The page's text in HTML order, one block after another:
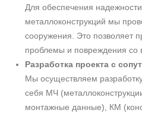
Для обеспечения
металлоконструкций мы
сооружения. Это позволяет
проблемы и повреждения со
Разработка проекта с
Мы осуществляем
себя МЧ
монтажные данные), КМ